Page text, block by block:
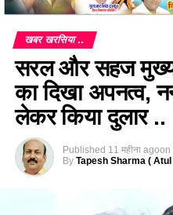
खबर खरसिया ..
सरल और सहज
का दिखा अपनत्व,
लेकर किया दुलार ..
Published 11 महीना agoon
By Tapesh Sharma (